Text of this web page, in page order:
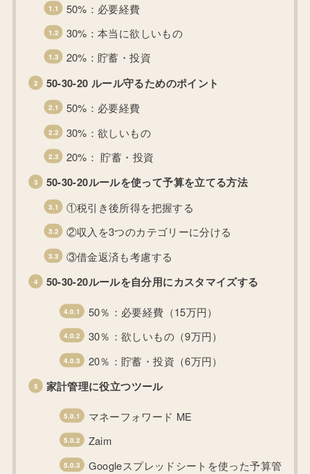
50%：必要経費
30%：本当に欲しいもの
20%：貯蓄・投資
50-30-20 ルール守るためのポイント
50%：必要経費
30%：欲しいもの
20%： 貯蓄・投資
50-30-20ルールを使って予算を立てる方法
①税引き後所得を把握する
②収入を3つのカテゴリーに分ける
③借金返済も考慮する
50-30-20ルールを自分用にカスタマイズする
50％：必要経費（15万円）
30％：欲しいもの（9万円）
20％：貯蓄・投資（6万円）
家計管理に役立つツール
マネーフォワード ME
Zaim
Googleスプレッドシートを使った予算管